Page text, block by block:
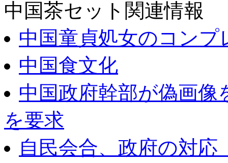
中国茶セット関連情報
中国童貞処女のコン
中国食文化
中国政府幹部が偽画
を要求
自民会合、政府の対